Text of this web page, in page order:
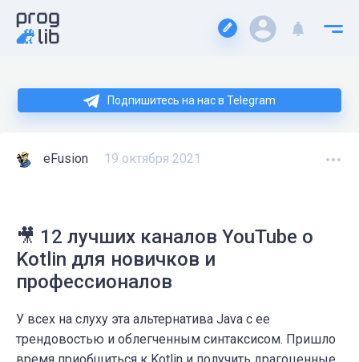
Подпишитесь на нас в Telegram
eFusion 19 октября 2021
🎥 12 лучших каналов YouTube о
Kotlin для новичков и
профессионалов
У всех на слуху эта альтернатива Java с ее
трендовостью и облегченным синтаксисом. Пришло